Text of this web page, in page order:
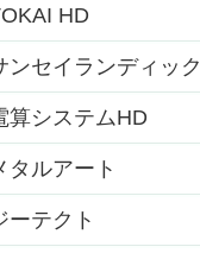
HD
ンセイランディック
算システムHD
タルアート
ーテクト